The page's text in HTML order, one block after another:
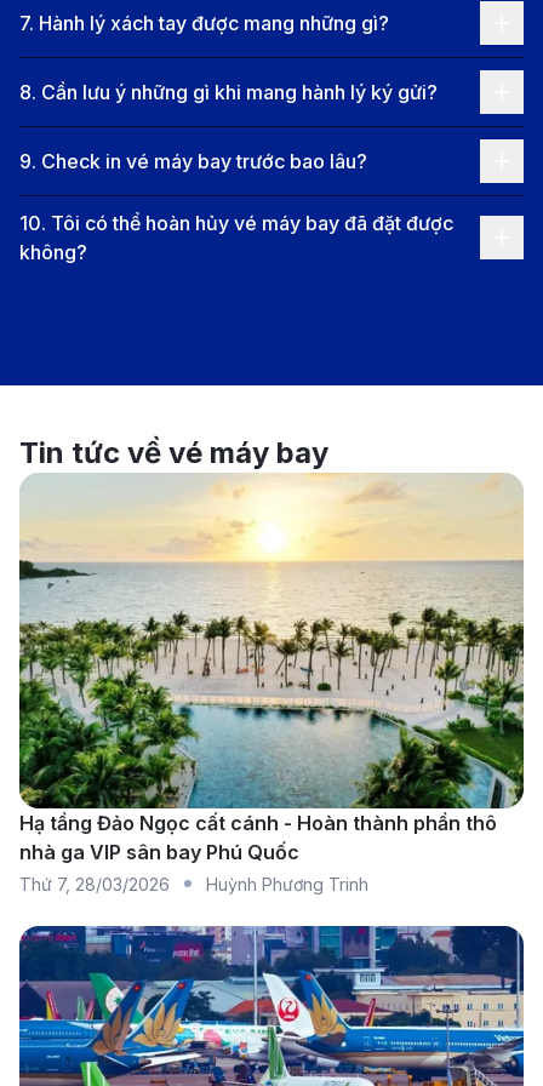
Okayama
Chuyến bay phổ biến từ TP.HCM đến
Okayama
Hiện tại, chưa có chuyến bay
thẳng từ TP.HCM (Sân bay Quốc tế Tân Sơn Nhất
- SGN) đến Okayama (Sân bay Okayama - OKJ).
di chuyển từ 12 đến 20 giờ, tùy thuộc vào điểm quá
hãng hàng không khai thác chuyến bay này bao
gồm All Nippon Airways (ANA), Japan Airlines
(JAL), Vietnam Airlines, Cathay Pacific và
Singapore Airlines. Điểm quá cảnh phổ biến bao
gồm Tokyo (Narita/Haneda), Osaka (Kansai), Hồng
Kông và Singapore, giúp hành trình đến Okayama
linh hoạt và thuận tiện hơn.
Các hãng hàng không khai thác tuyến
TP.HCM đến Okayama
All Nippon Airways (ANA):Hãng hàng không Nhật
Bản cung cấp các chuyến bay nối chuyến qua
Tokyo hoặc Osaka với dịch vụ chất lượng cao, ghế
ngồi thoải mái và hệ thống giải trí đa dạng.
Japan Airlines (JAL):Khai thác tuyến bay nối
chuyến qua Tokyo hoặc Osaka, mang đến trải
nghiệm bay êm ái và dịch vụ chuyên nghiệp đạt
7. Hành lý xách tay được mang những gì?
8. Cần lưu ý những gì khi mang hành lý ký gửi?
9. Check in vé máy bay trước bao lâu?
10. Tôi có thể hoàn hủy vé máy bay đã đặt được
không?
Tin tức về vé máy bay
Hạ tầng Đảo Ngọc cất cánh - Hoàn thành phần thô
nhà ga VIP sân bay Phú Quốc
Thứ 7, 28/03/2026 Huỳnh Phương Trinh